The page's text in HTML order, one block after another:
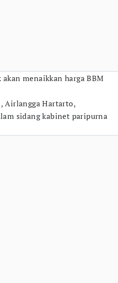
menaikkan harga BBM
Airlangga Hartarto,
sidang kabinet paripurna